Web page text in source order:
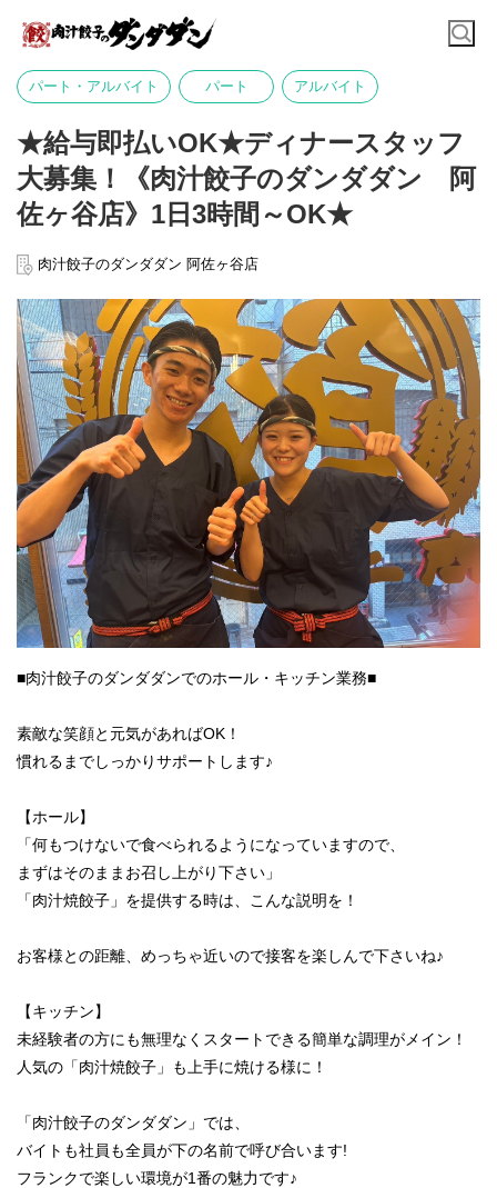
パート・アルバイト パート アルバイト
★給与即払いOK★ディナースタッフ
大募集！《肉汁餃子のダンダダン 阿
佐ヶ谷店》1日3時間～OK★
肉汁餃子のダンダダン 阿佐ヶ谷店
■肉汁餃子のダンダダンでのホール・キッチン業務■
素敵な笑顔と元気があればOK！
慣れるまでしっかりサポートします♪
【ホール】
「何もつけないで食べられるようになっていますので、
まずはそのままお召し上がり下さい」
「肉汁焼餃子」を提供する時は、こんな説明を！
お客様との距離、めっちゃ近いので接客を楽しんで下さいね♪
【キッチン】
未経験者の方にも無理なくスタートできる簡単な調理がメイン！
人気の「肉汁焼餃子」も上手に焼ける様に！
「肉汁餃子のダンダダン」では、
バイトも社員も全員が下の名前で呼び合います!
フランクで楽しい環境が1番の魅力です♪